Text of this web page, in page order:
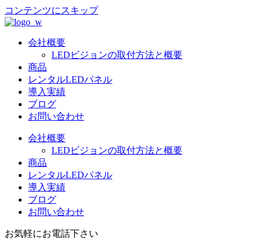
コンテンツにスキップ
会社概要
LEDビジョンの取付方法と概要
商品
レンタルLEDパネル
導入実績
ブログ
お問い合わせ
会社概要
LEDビジョンの取付方法と概要
商品
レンタルLEDパネル
導入実績
ブログ
お問い合わせ
お気軽にお電話下さい